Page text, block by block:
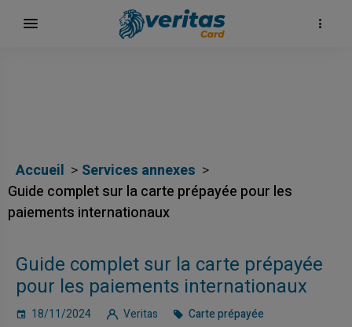
Accueil
Services annexes
Guide complet sur la carte prépayée pour les
paiements internationaux
Guide complet sur la carte prépayée
pour les paiements internationaux
18/11/2024 Veritas Carte prépayée